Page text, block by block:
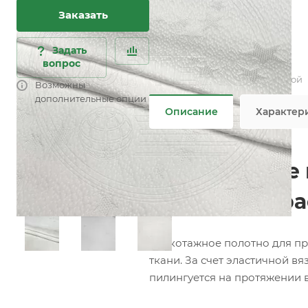
Заказать
Задать
вопрос
Возможны
дополнительные опции
100% PES
Плотность —
400 гр/м2
Ширина рулона — 220 см
Все характеристики
Не является публичной офертой
Описание
Трикотажное
Белый
Трикотажное полотно для
ткани. За счет эластичной
пилингуется на протяжении